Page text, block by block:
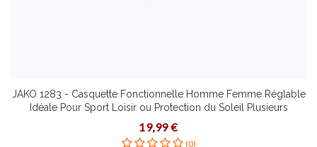
JAKO 1283 - Casquette Fonctionnelle Homme Femme Réglable
Idéale Pour Sport Loisir ou Protection du Soleil Plusieurs
Couleurs Taille Senior
19,99 €
(0)